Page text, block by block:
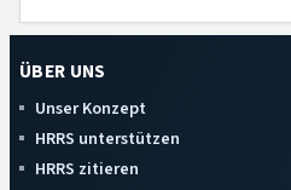
ÜBER UNS
Unser Konzept
HRRS unterstützen
HRRS zitieren